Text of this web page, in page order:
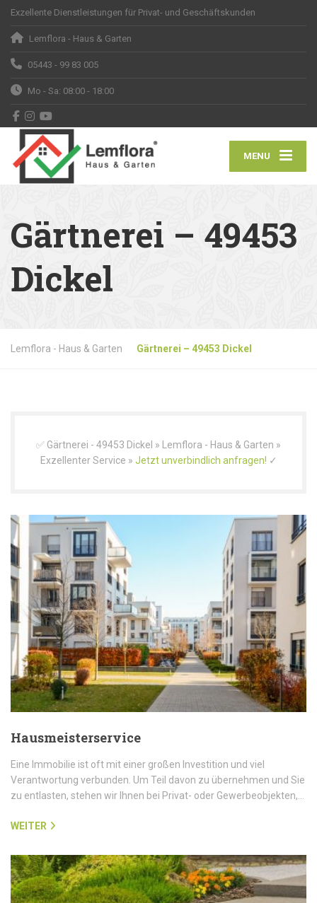
Exzellente Dienstleistungen für Privat- und Geschäftskunden
Lemflora - Haus & Garten
05443 - 99 83 005
Mo - Sa: 08:00 - 18:00
MENU
Gärtnerei – 49453
Dickel
Lemflora - Haus & Garten Gärtnerei – 49453 Dickel
✅ Gärtnerei - 49453 Dickel » Lemflora - Haus & Garten »
Exzellenter Service » Jetzt unverbindlich anfragen! ✓
Hausmeisterservice
Eine Immobilie ist oft mit einer großen Investition und viel
Verantwortung verbunden. Um Teil davon zu übernehmen und Sie
zu entlasten, stehen wir Ihnen bei Privat- oder Gewerbeobjekten,…
WEITER